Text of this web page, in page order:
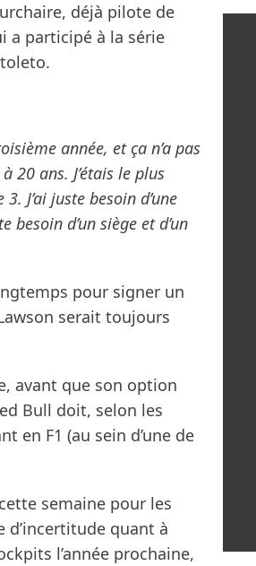
déjà pilote de
a participé à la série
année, et ça n’a pas
20 ans. J’étais le plus
J’ai juste besoin d’une
besoin d’un siège et d’un
pour signer un
serait toujours
avant que son option
Bull doit, selon les
en F1 (au sein d’une de
semaine pour les
d’incertitude quant à
l’année prochaine,